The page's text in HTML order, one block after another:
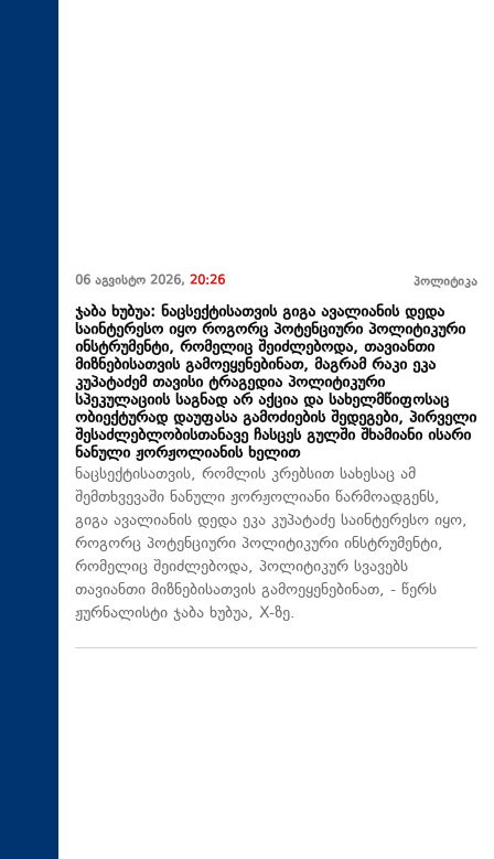
06 აგვისტო 2026, 20:26 პოლიტიკა
ჯაბა ხუბუა: ნაცსექტისათვის გიგა ავალიანის დედა
საინტერესო იყო როგორც პოტენციური პოლიტიკური
ინსტრუმენტი, რომელიც შეიძლებოდა, თავიანთი
მიზნებისათვის გამოეყენებინათ, მაგრამ რაკი ეკა
კუპატაძემ თავისი ტრაგედია პოლიტიკური
სპეკულაციის საგნად არ აქცია და სახელმწიფოსაც
ობიექტურად დაუფასა გამოძიების შედეგები, პირველი
შესაძლებლობისთანავე ჩასცეს გულში შხამიანი ისარი
ნანული ჟორჟოლიანის ხელით
ნაცსექტისათვის, რომლის კრებსით სახესაც ამ
შემთხვევაში ნანული ჟორჟოლიანი წარმოადგენს,
გიგა ავალიანის დედა ეკა კუპატაძე საინტერესო იყო,
როგორც პოტენციური პოლიტიკური ინსტრუმენტი,
რომელიც შეიძლებოდა, პოლიტიკურ სვავებს
თავიანთი მიზნებისათვის გამოეყენებინათ, - წერს
ჟურნალისტი ჯაბა ხუბუა, X-ზე.